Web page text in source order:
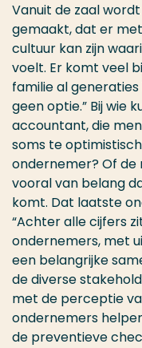
Vanuit de zaal
gemaakt, dat er
cultuur kan zijn
voelt. Er komt veel
familie al generaties
geen optie.” Bij wie
accountant, die
soms te
ondernemer? Of de
vooral van belang
komt. Dat laatste
“Achter alle cijfers
ondernemers, met
een belangrijke
de diverse
met de perceptie
ondernemers
de preventieve